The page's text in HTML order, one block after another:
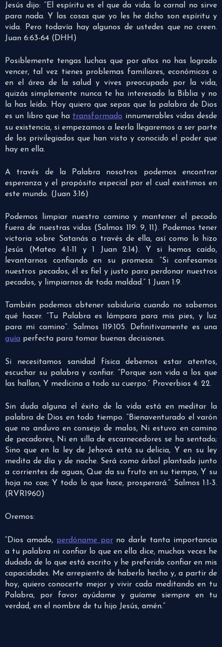
Jesús dijo: “El espíritu es el que da vida; lo carnal no sirve
para nada. Y las cosas que yo les he dicho son espíritu y
vida. Pero todavía hay algunos de ustedes que no creen.
Juan 6:63-64 (DHH)
Posiblemente tengas luchas que por años no has logrado
vencer, tal vez tienes problemas familiares, económicos o
en el área de la salud y vives preocupado por la vida,
quizás simplemente nunca te ha interesado la Biblia y no
la has leído. Hoy quiero que sepas que la palabra de Dios
es un libro que ha transformado innumerables vidas desde
su existencia, si empezamos a leerla llegaremos a ser parte
de los privilegiados que han visto y conocido el poder que
hay en ella.
A través de la Palabra nosotros podemos encontrar
esperanza y el propósito especial por el cual existimos en
este mundo. (Juan 3:16)
Podemos limpiar nuestro camino y mantener el pecado
fuera de nuestras vidas (Salmos 119: 9, 11). Podemos tener
victoria sobre Satanás a través de ella, así como lo hizo
Jesús (Mateo 4:1-11 y 1 Juan 2:14). Y si hemos caído,
levantarnos confiando en su promesa: “Si confesamos
nuestros pecados, él es fiel y justo para perdonar nuestros
pecados, y limpiarnos de toda maldad.” 1 Juan 1:9.
También podemos obtener sabiduría cuando no sabemos
qué hacer. “Tu Palabra es lámpara para mis pies, y luz
para mi camino”. Salmos 119:105. Definitivamente es una
guía perfecta para tomar buenas decisiones.
Si necesitamos sanidad física debemos estar atentos,
escuchar su palabra y confiar. “Porque son vida a los que
las hallan, Y medicina a todo su cuerpo.” Proverbios 4: 22.
Sin duda alguna el éxito de la vida está en meditar la
palabra de Dios en todo tiempo. “Bienaventurado el varón
que no anduvo en consejo de malos, Ni estuvo en camino
de pecadores, Ni en silla de escarnecedores se ha sentado;
Sino que en la ley de Jehová está su delicia, Y en su ley
medita de día y de noche. Será como árbol plantado junto
a corrientes de aguas, Que da su fruto en su tiempo, Y su
hoja no cae; Y todo lo que hace, prosperará.” Salmos 1:1-3.
(RVR1960)
Oremos:
“Dios amado, perdóname porno darle tanta importancia
a tu palabra ni confiar lo que en ella dice, muchas veces he
dudado de lo que está escrito y he preferido confiar en mis
capacidades. Me arrepiento de haberlo hecho y, a partir de
hoy, quiero conocerte mejor y vivir cada meditando en tu
Palabra, por favor ayúdame y guíame siempre en tu
verdad, en el nombre de tu hijo Jesús, amén.”